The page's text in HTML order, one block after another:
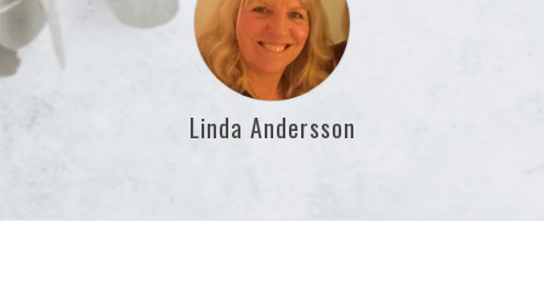
Linda Andersson